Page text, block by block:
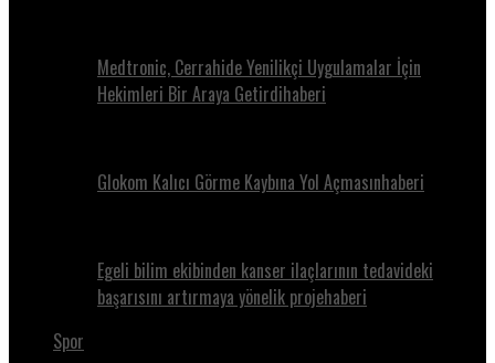
Medtronic, Cerrahide Yenilikçi Uygulamalar İçin
Hekimleri Bir Araya Getirdihaberi
Glokom Kalıcı Görme Kaybına Yol Açmasınhaberi
Egeli bilim ekibinden kanser ilaçlarının tedavideki
başarısını artırmaya yönelik projehaberi
Spor